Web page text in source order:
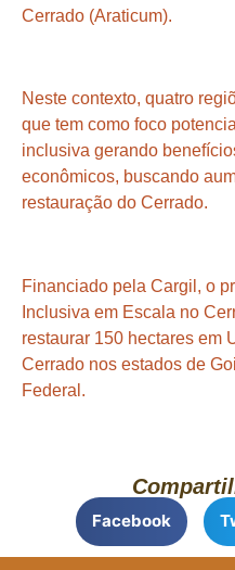
Cerrado (Araticum).
Neste contexto, quatro
que tem como foco
inclusiva gerando
econômicos, buscando
restauração do Cerrado.
Financiado pela Cargil, o
Inclusiva em Escala no
restaurar 150 hectares em
Cerrado nos estados de
Federal.
Facebook